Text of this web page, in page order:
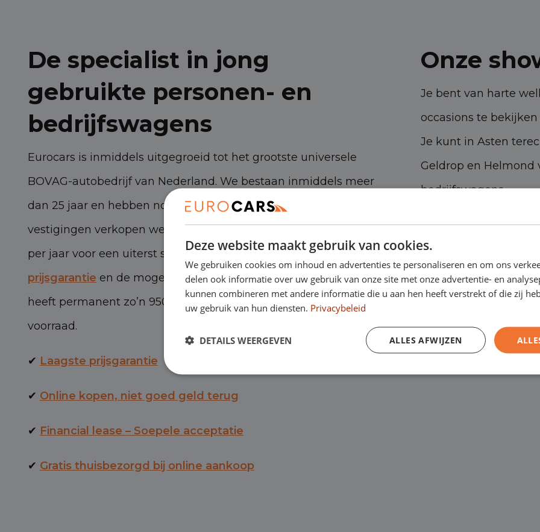
De specialist in jong
gebruikte personen- en
bedrijfswagens
Eurocars is inmiddels uitgegroeid tot het grootste universele
BOVAG-autobedrijf van Nederland. We bestaan inmiddels meer
dan 25 jaar en hebben nog steeds torenhoge ambities. Met onze
vestigingen verkopen we zo’n 3.000 personen- en bedrijfswagens
per jaar voor een uiterst scherpe prijs, met eenlaagste
prijsgarantie en de mogelijkheid van BOVAG-garantie. Eurocars
heeft permanent zo’n 950 personen- en bedrijfswagens op
voorraad.
✔ Laagste prijsgarantie
✔ Online kopen, niet goed geld terug
✔ Financial lease – Soepele acceptatie
✔ Gratis thuisbezorgd bij online aankoop
Onze
Je bent van harte
occasions te
Je kunt in Asten
Geldrop en Helmond
bedrijfswagens.
Havenstraat 28,
Emopad 29, 5663
Varenschut 7,
Van maandag tot en
zaterdag van 09:00
Deze website maakt gebruik van cookies.
We gebruiken cookies om inhoud en advertenties te personaliseren en om ons
delen ook informatie over uw gebruik van onze site met onze advertentie- en
kunnen combineren met andere informatie die u aan hen heeft verstrekt of die zij
uw gebruik van hun diensten. Privacybeleid
ALLES AFWIJZEN
DETAILS WEERGEVEN